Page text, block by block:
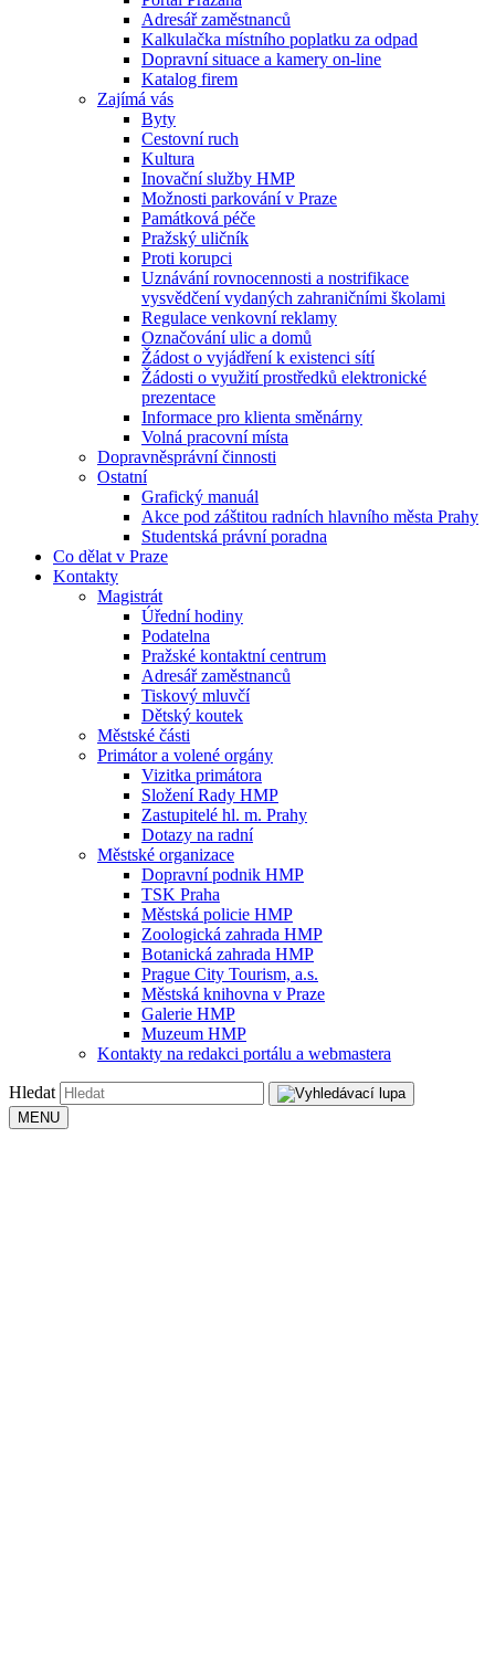
Adresář zaměstnanců
Kalkulačka místního poplatku za odpad
Dopravní situace a kamery on-line
Katalog firem
Zajímá vás
Byty
Cestovní ruch
Kultura
Inovační služby HMP
Možnosti parkování v Praze
Památková péče
Pražský uličník
Proti korupci
Uznávání rovnocennosti a nostrifikace
vysvědčení vydaných zahraničními školami
Regulace venkovní reklamy
Označování ulic a domů
Žádost o vyjádření k existenci sítí
Žádosti o využití prostředků elektronické
prezentace
Informace pro klienta směnárny
Volná pracovní místa
Dopravněsprávní činnosti
Ostatní
Grafický manuál
Akce pod záštitou radních hlavního města Prahy
Studentská právní poradna
Co dělat v Praze
Kontakty
Magistrát
Úřední hodiny
Podatelna
Pražské kontaktní centrum
Adresář zaměstnanců
Tiskový mluvčí
Dětský koutek
Městské části
Primátor a volené orgány
Vizitka primátora
Složení Rady HMP
Zastupitelé hl. m. Prahy
Dotazy na radní
Městské organizace
Dopravní podnik HMP
TSK Praha
Městská policie HMP
Zoologická zahrada HMP
Botanická zahrada HMP
Prague City Tourism, a.s.
Městská knihovna v Praze
Galerie HMP
Muzeum HMP
Kontakty na redakci portálu a webmastera
Hledat
MENU